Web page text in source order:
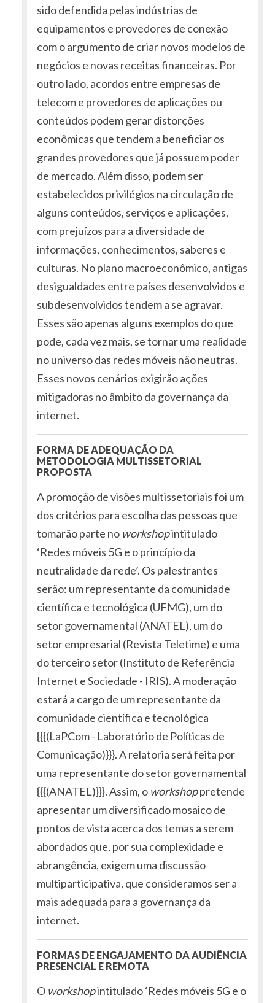
sido defendida pelas indústrias de
equipamentos e provedores de conexão
com o argumento de criar novos modelos de
negócios e novas receitas financeiras. Por
outro lado, acordos entre empresas de
telecom e provedores de aplicações ou
conteúdos podem gerar distorções
econômicas que tendem a beneficiar os
grandes provedores que já possuem poder
de mercado. Além disso, podem ser
estabelecidos privilégios na circulação de
alguns conteúdos, serviços e aplicações,
com prejuízos para a diversidade de
informações, conhecimentos, saberes e
culturas. No plano macroeconômico, antigas
desigualdades entre países desenvolvidos e
subdesenvolvidos tendem a se agravar.
Esses são apenas alguns exemplos do que
pode, cada vez mais, se tornar uma realidade
no universo das redes móveis não neutras.
Esses novos cenários exigirão ações
mitigadoras no âmbito da governança da
internet.
FORMA DE ADEQUAÇÃO DA
METODOLOGIA MULTISSETORIAL
PROPOSTA
A promoção de visões multissetoriais foi um
dos critérios para escolha das pessoas que
tomarão parte no workshopintitulado
‘Redes móveis 5G e o princípio da
neutralidade da rede’. Os palestrantes
serão: um representante da comunidade
científica e tecnológica (UFMG), um do
setor governamental (ANATEL), um do
setor empresarial (Revista Teletime) e uma
do terceiro setor (Instituto de Referência
Internet e Sociedade - IRIS). A moderação
estará a cargo de um representante da
comunidade científica e tecnológica
{{{(LaPCom - Laboratório de Políticas de
Comunicação)}}}. A relatoria será feita por
uma representante do setor governamental
{{{(ANATEL)}}}. Assim, o workshoppretende
apresentar um diversificado mosaico de
pontos de vista acerca dos temas a serem
abordados que, por sua complexidade e
abrangência, exigem uma discussão
multiparticipativa, que consideramos ser a
mais adequada para a governança da
internet.
FORMAS DE ENGAJAMENTO DA AUDIÊNCIA
PRESENCIAL E REMOTA
O workshopintitulado ‘Redes móveis 5G e o